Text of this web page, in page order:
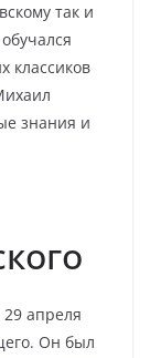
так и
классиков
знания и
апреля
Он был